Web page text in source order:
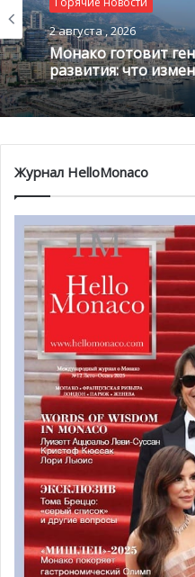
Кроме всего, на
торговая миссия MEB для
Монако, в сотрудничестве
(австрийская
Wirtschaftskammer
Фото: en.gouv.mc
2 августа , 2026
Монако готовит
развития: что
Журнал HelloMonaco